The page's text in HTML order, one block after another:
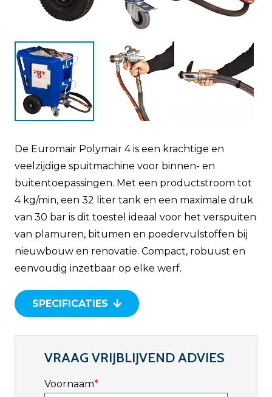
De Euromair Polymair 4 is een krachtige en
veelzijdige spuitmachine voor binnen- en
buitentoepassingen. Met een productstroom tot
4 kg/min, een 32 liter tank en een maximale druk
van 30 bar is dit toestel ideaal voor het verspuiten
van plamuren, bitumen en poedervulstoffen bij
nieuwbouw en renovatie. Compact, robuust en
eenvoudig inzetbaar op elke werf.
SPECIFICATIES
VRAAG VRIJBLIJVEND ADVIES
Voornaam*